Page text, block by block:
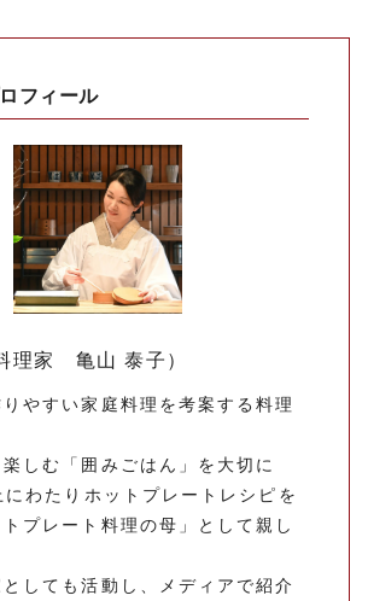
フィール
理家 亀山 泰子）
やすい家庭料理を考案する料理
しむ「囲みごはん」を大切に
にわたりホットプレートレシピを
プレート料理の母」として親し
しても活動し、メディアで紹介